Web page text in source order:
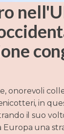
onorevoli
in
il suo
una